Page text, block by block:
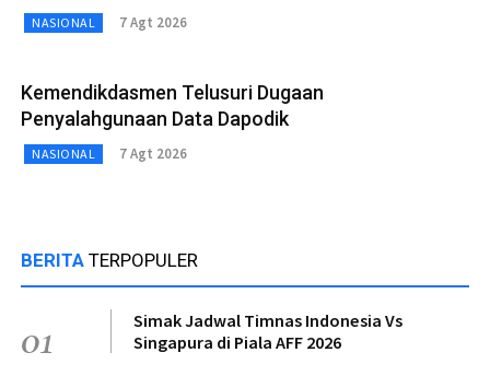
NASIONAL 7 Agt 2026
Kemendikdasmen Telusuri Dugaan
Penyalahgunaan Data Dapodik
NASIONAL 7 Agt 2026
BERITA TERPOPULER
01
Simak Jadwal Timnas Indonesia Vs
Singapura di Piala AFF 2026